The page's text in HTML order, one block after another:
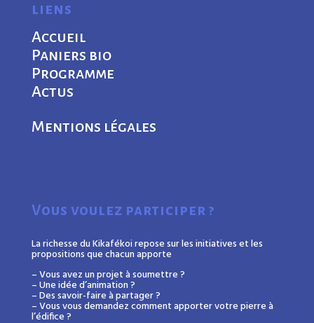
liens
Accueil
Paniers bio
Programme
Actus
Mentions légales
Vous voulez participer ?
La richesse du Kikafékoi repose sur les initiatives et les
propositions que chacun apporte
– Vous avez un projet à soumettre ?
– Une idée d’animation ?
– Des savoir-faire à partager ?
– Vous vous demandez comment apporter votre pierre à
l’édifice ?